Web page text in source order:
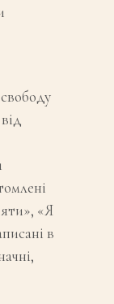
«Я
в